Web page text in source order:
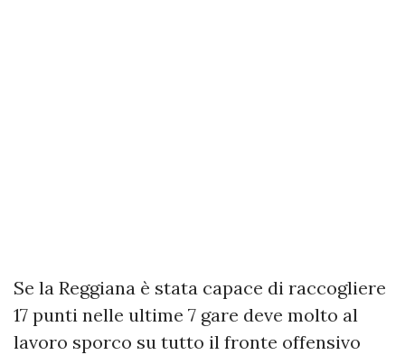
Se la Reggiana è stata capace di raccogliere
17 punti nelle ultime 7 gare deve molto al
lavoro sporco su tutto il fronte offensivo